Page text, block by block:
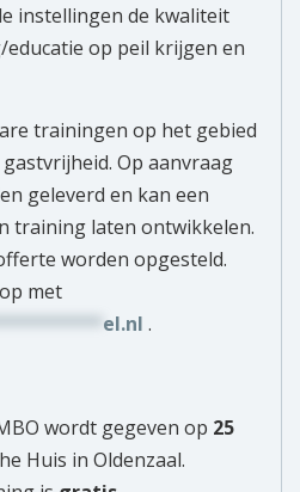
instellingen de kwaliteit
op peil krijgen en
trainingen op het gebied
Op aanvraag
geleverd en kan een
training laten ontwikkelen.
worden opgesteld.
met
el.nl .
wordt gegeven op 25
Huis in Oldenzaal.